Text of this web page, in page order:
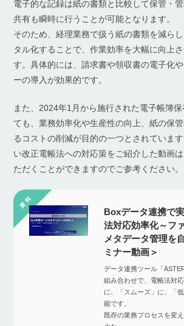
電子的な記録は紙の書類と比較して保管・
共有も瞬時に行うことが可能となります。
そのため、経理業務で扱う紙の書類を減ら
タル化することで、作業効率を大幅に向上
す。具体的には、請求書や領収書の電子化
ーの導入が効果的です。
また、2024年1月から施行された電子帳簿
ても、業務効率化や生産性の向上、紙の保
るコストの削減が目的の一つとされていま
い改正電帳法への対応策をご紹介した動画
ただくことができますのでご参考ください。
Boxデータ連携で
法対応効率化～フ
メタデータ管理を
ミナー動画＞
データ連携ツール「
組み合わせで、電帳法対応
に、「スムーズ」に、「
能です。
既存の業務プロセスを変